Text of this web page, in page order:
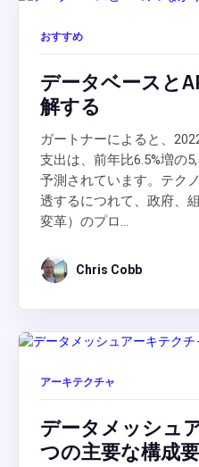
おすすめ
データベースと
解する
ガートナーによると、
支出は、前年比6.5%増の
予測されています。テク
透するにつれて、政府、
変革）のプロ...
Chris Cobb
アーキテクチャ
データメッシュ
つの主要な構成